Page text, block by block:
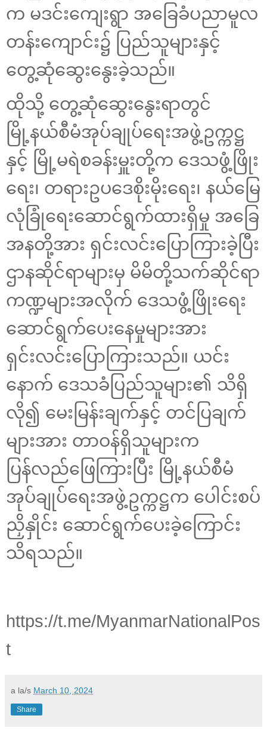
က မဒင်းကျေးရွာ အခြေခံပညာမူလ
တန်းကျောင်း၌ ပြည်သူများနှင့်
တွေ့ဆုံဆွေးနွေးခဲ့သည်။
ထိုသို့ တွေ့ဆုံဆွေးနွေးရာတွင်
မြို့နယ်စီမံအုပ်ချုပ်ရေးအဖွဲ့ဥက္ကဋ္ဌ
နှင့် မြို့မရဲစခန်းမှူးတို့က ဒေသဖွံ့ဖြိုး
ရေး၊ တရားဥပဒေစိုးမိုးရေး၊ နယ်မြေ
လုံခြုံရေးဆောင်ရွက်ထားရှိမှု အခြေ
အနတို့အား ရှင်းလင်းပြောကြားခဲ့ပြီး
ဌာနဆိုင်ရာများမှ မိမိတို့သက်ဆိုင်ရာ
ကဏ္ဍများအလိုက် ဒေသဖွံ့ဖြိုးရေး
ဆောင်ရွက်ပေးနေမှုများအား
ရှင်းလင်းပြောကြားသည်။ ယင်း
နောက် ဒေသခံပြည်သူများ၏ သိရှိ
လို၍ မေးမြန်းချက်နှင့် တင်ပြချက်
များအား တာဝန်ရှိသူများက
ပြန်လည်ဖြေကြားပြီး မြို့နယ်စီမံ
အုပ်ချုပ်ရေးအဖွဲ့ဥက္ကဋ္ဌက ပေါင်းစပ်
ညှိနှိုင်း ဆောင်ရွက်ပေးခဲ့ကြောင်း
သိရသည်။
https://t.me/MyanmarNationalPos
t
a la/s March 10, 2024
Share